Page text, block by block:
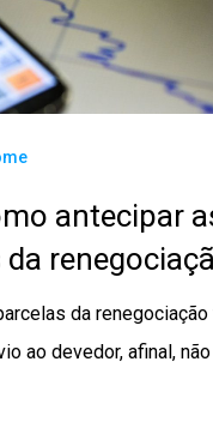
antecipar
da
da renegociação
ao devedor, afinal,